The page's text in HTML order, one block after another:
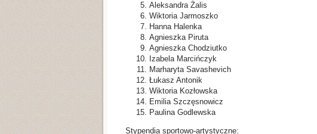
Aleksandra Żalis
Wiktoria Jarmoszko
Hanna Halenka
Agnieszka Piruta
Agnieszka Chodziutko
Izabela Marcińczyk
Marharyta Savashevich
Łukasz Antonik
Wiktoria Kozłowska
Emilia Szczęsnowicz
Paulina Godlewska
Stypendia sportowo-artystyczne: